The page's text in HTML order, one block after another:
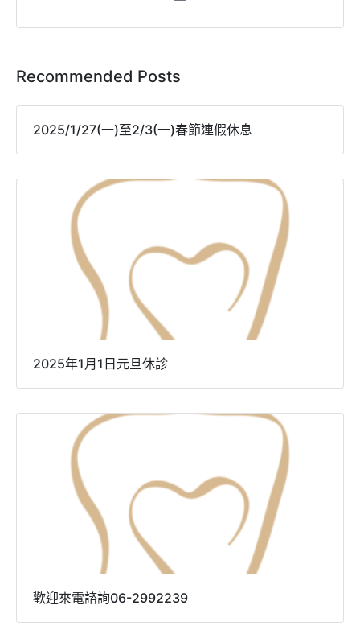
Recommended Posts
2025/1/27(一)至2/3(一)春節連假休息
2025年1月1日元旦休診
歡迎來電諮詢06-2992239